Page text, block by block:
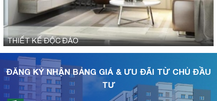
THIẾT KẾ ĐỘC ĐÁO
ĐĂNG KÝ NHẬN BẢNG GIÁ & ƯU ĐÃI TỪ CHỦ ĐẦU
TƯ